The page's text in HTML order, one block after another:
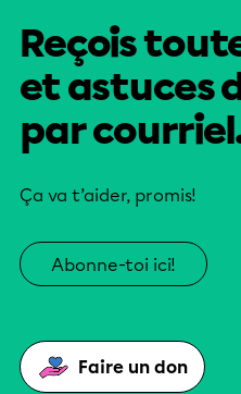
Reçois
et astuces
par
Ça va t’aider, promis!
Abonne-toi ici!
Faire un don